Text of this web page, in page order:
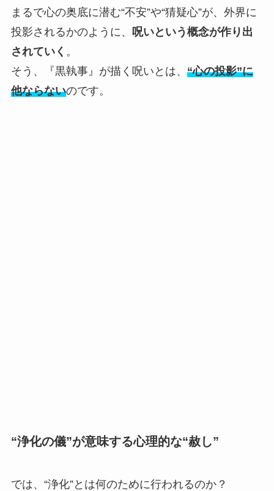
まるで心の奥底に潜む“不安”や“猜疑心”が、外界に
投影されるかのように、 呪いという概念が作り出
されていく 。
そう、『黒執事』が描く呪いとは、 “心の投影”に
他ならないのです。
“浄化の儀”が意味する心理的な“赦し”
では、“浄化”とは何のために行われるのか？